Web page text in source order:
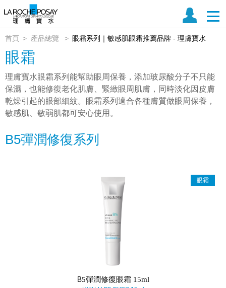
首頁 產品總覽 眼霜系列｜敏感肌眼霜推薦品牌 - 理膚寶水
眼霜
理膚寶水眼霜系列能幫助眼周保養，添加玻尿酸分子不只能
保濕，也能修復老化肌膚、緊緻眼周肌膚，同時淡化因皮膚
乾燥引起的眼部細紋。眼霜系列適合各種膚質做眼周保養，
敏感肌、敏弱肌都可安心使用。
B5彈潤修復系列
眼霜
B5彈潤修復眼霜 15ml